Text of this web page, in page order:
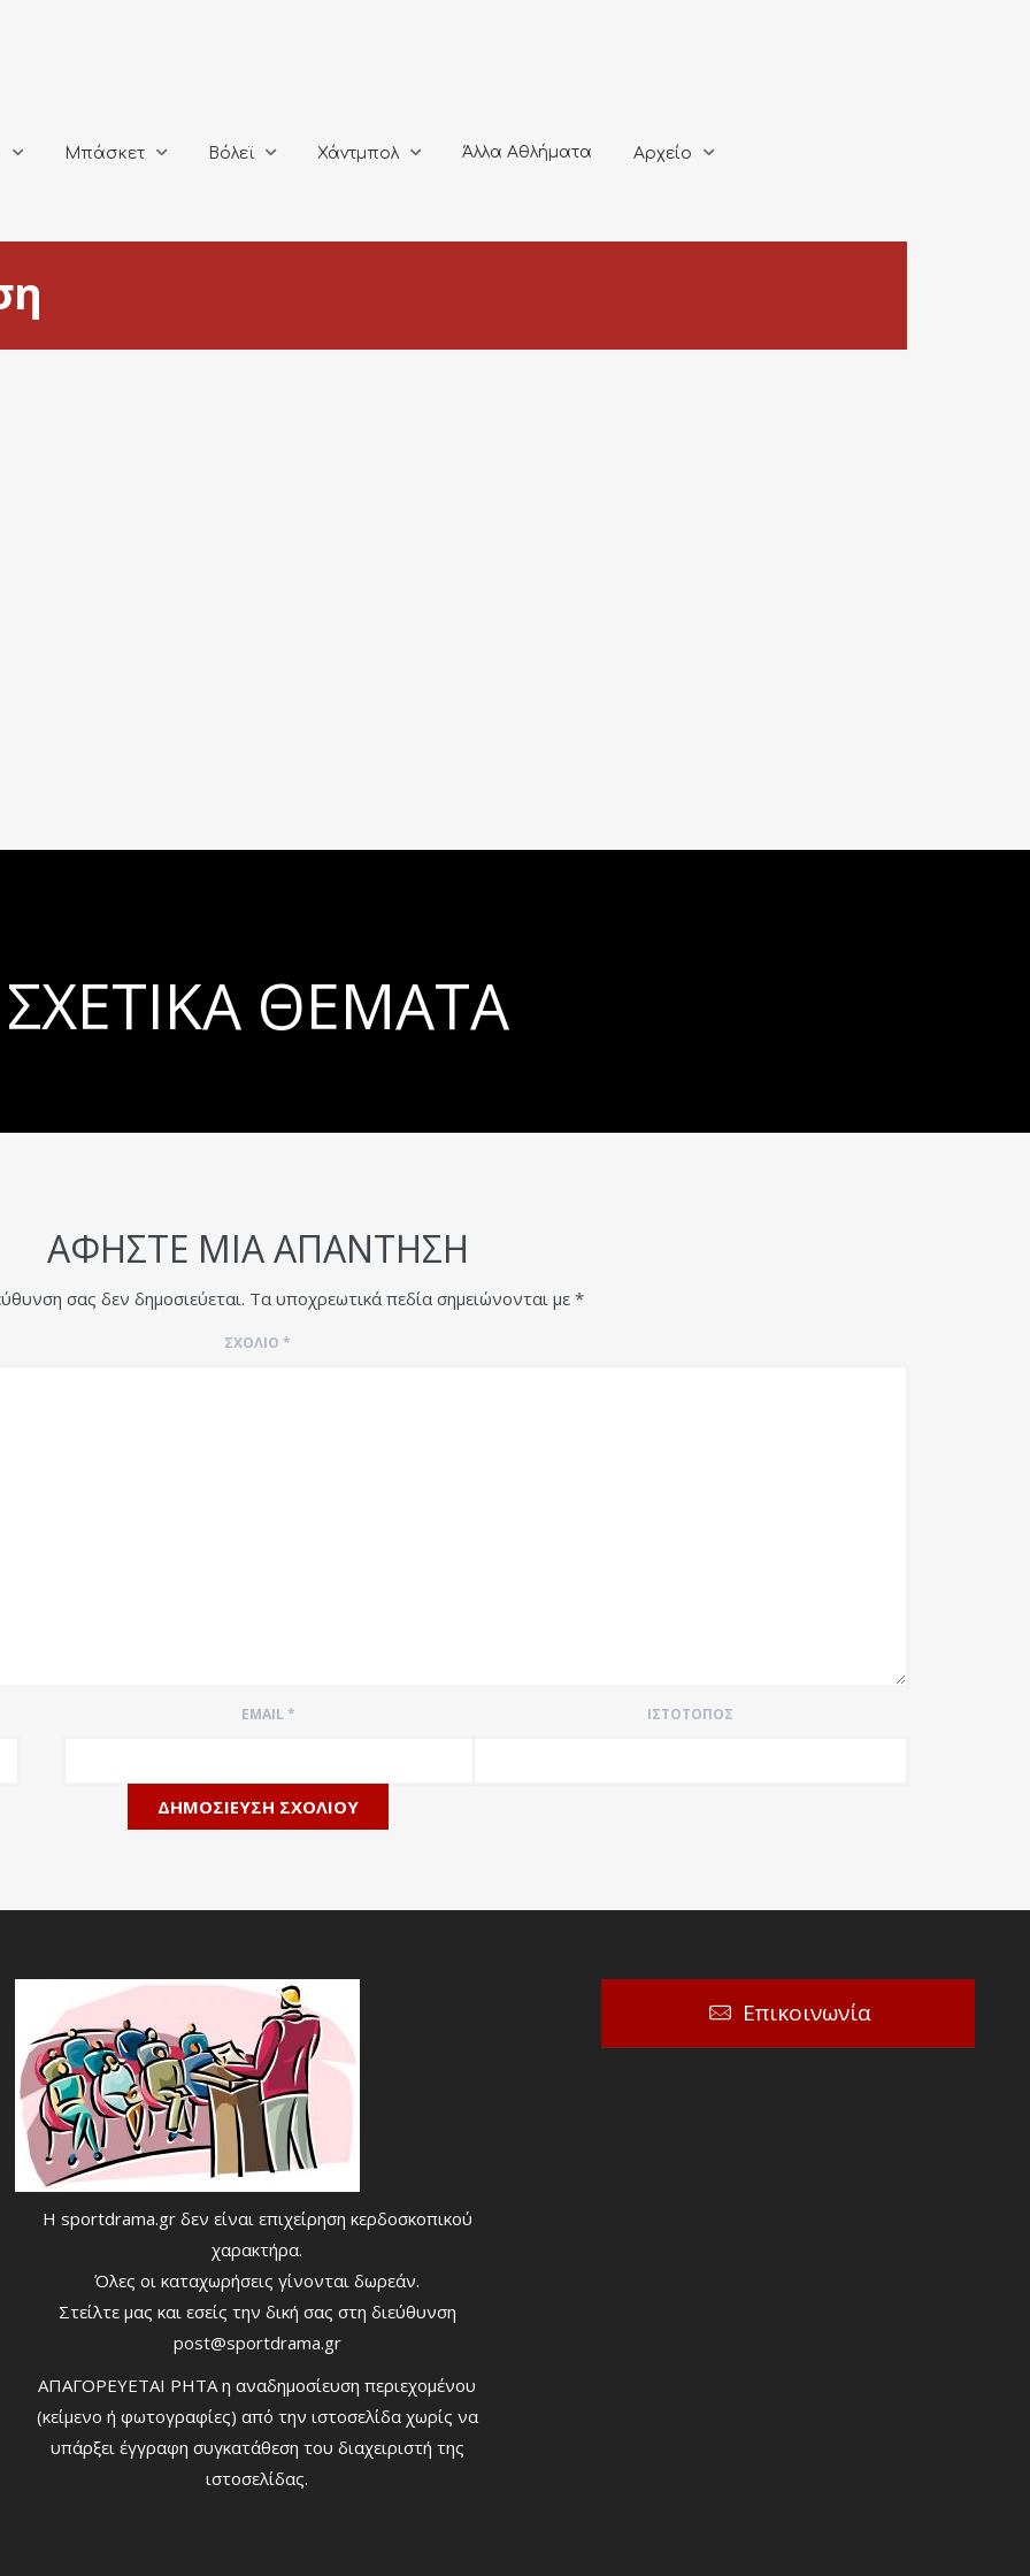
Μπάσκετ Βόλεϊ Χάντμπολ Άλλα Αθλήματα Αρχείο
ΣΧΕΤΙΚΆ ΘΈΜΑΤΑ
ΑΦΉΣΤΕ ΜΙΑ ΑΠΆΝΤΗΣΗ
σας δεν δημοσιεύεται. Τα υποχρεωτικά πεδία σημειώνονται με *
ΣΧΌΛΙΟ *
EMAIL* ΙΣΤΌΤΟΠΟΣ
Η sportdrama.gr δεν είναι επιχείρηση κερδοσκοπικού
χαρακτήρα.
Όλες οι καταχωρήσεις γίνονται δωρεάν.
Στείλτε μας και εσείς την δική σας στη διεύθυνση
post@sportdrama.gr
ΑΠΑΓΟΡΕΥΕΤΑΙ ΡΗΤΑ η αναδημοσίευση περιεχομένου
(κείμενο ή φωτογραφίες) από την ιστοσελίδα χωρίς να
υπάρξει έγγραφη συγκατάθεση του διαχειριστή της
ιστοσελίδας.
Επικοινωνία